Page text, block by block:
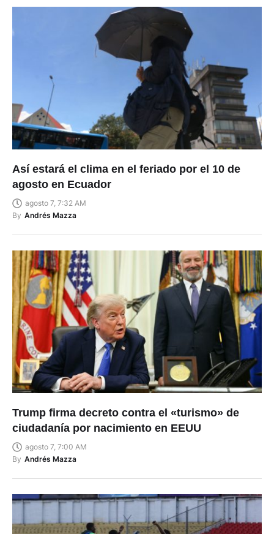
Así estará el clima en el feriado por el 10 de
agosto en Ecuador
agosto 7, 7:32 AM
By Andrés Mazza
Trump firma decreto contra el «turismo» de
ciudadanía por nacimiento en EEUU
agosto 7, 7:00 AM
By Andrés Mazza